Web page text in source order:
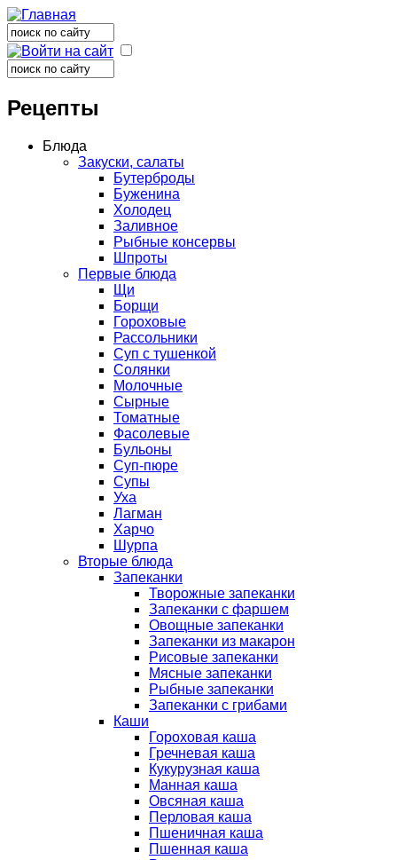
Форма поиска
Поиск
Поиск
Рецепты
Блюда
Закуски, салаты
Бутерброды
Буженина
Холодец
Заливное
Рыбные консервы
Шпроты
Первые блюда
Щи
Борщи
Гороховые
Рассольники
Суп с тушенкой
Солянки
Молочные
Сырные
Томатные
Фасолевые
Бульоны
Суп-пюре
Супы
Уха
Лагман
Харчо
Шурпа
Вторые блюда
Запеканки
Творожные запеканки
Запеканки с фаршем
Овощные запеканки
Запеканки из макарон
Рисовые запеканки
Мясные запеканки
Рыбные запеканки
Запеканки с грибами
Каши
Гороховая каша
Гречневая каша
Кукурузная каша
Манная каша
Овсяная каша
Перловая каша
Пшеничная каша
Пшенная каша